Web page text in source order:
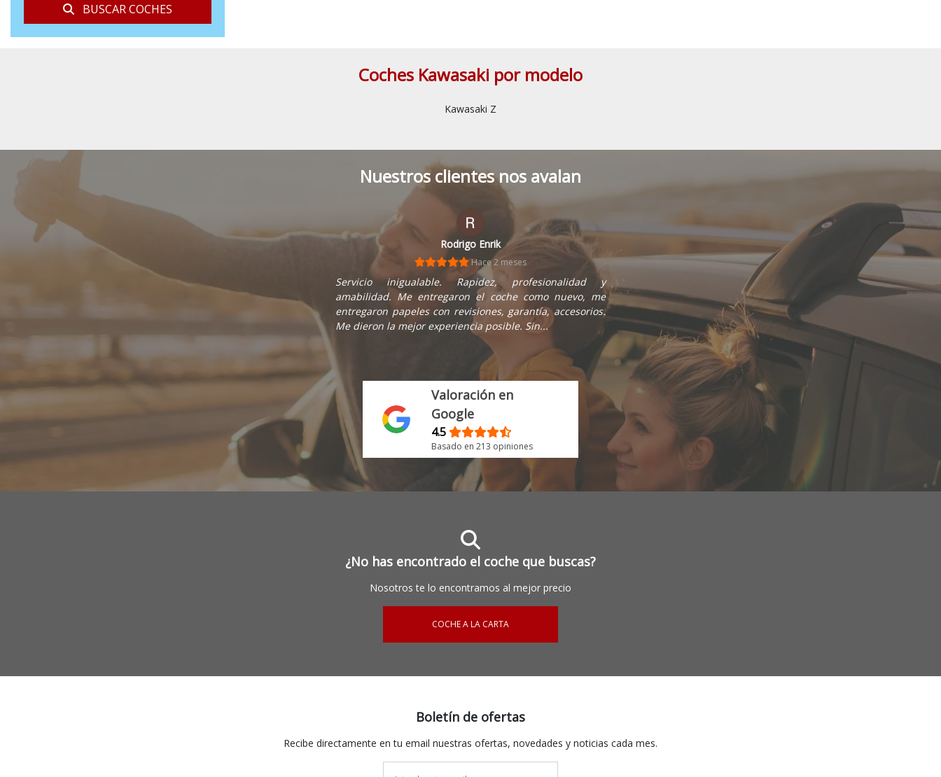
BUSCAR COCHES
Coches Kawasaki por modelo
Kawasaki Z
Nuestros clientes nos avalan
Rodrigo Enrik
Hace 2 meses
Servicio inigualable. Rapidez, profesionalidad y
amabilidad. Me entregaron el coche como nuevo, me
entregaron papeles con revisiones, garantía, accesorios.
Me dieron la mejor experiencia posible. Sin...
Valoración en
Google
4.5
Basado en 213 opiniones
¿No has encontrado el coche que buscas?
Nosotros te lo encontramos al mejor precio
COCHE A LA CARTA
Boletín de ofertas
Recibe directamente en tu email nuestras ofertas, novedades y noticias cada mes.